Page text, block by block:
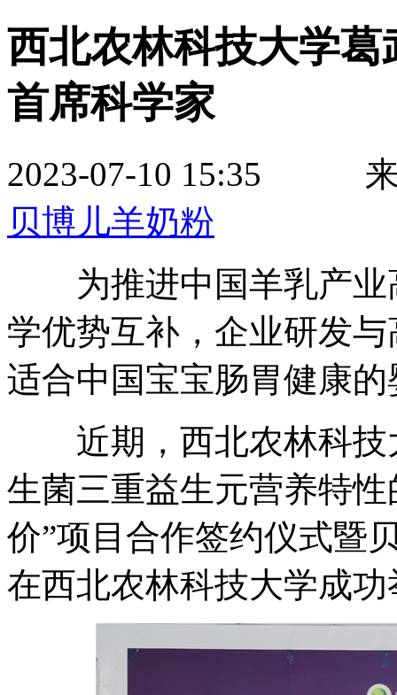
西北农林科技大学
首席科学家
2023-07-10 15:35
贝博儿羊奶粉
为推进中国羊乳产业
学优势互补，企业研发
适合中国宝宝肠胃健康
近期，西北农林科技
生菌三重益生元营养特
价”项目合作签约仪式暨
在西北农林科技大学成功